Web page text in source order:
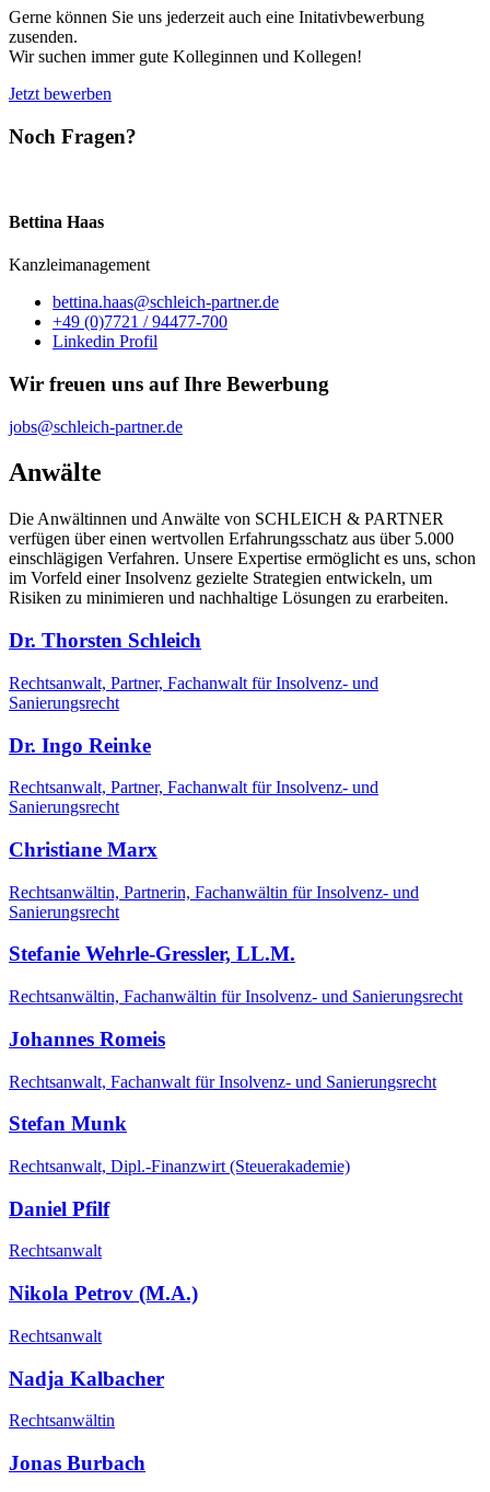
Gerne können Sie uns jederzeit auch eine Initativbewerbung
zusenden.
Wir suchen immer gute Kolleginnen und Kollegen!
Jetzt bewerben
Noch Fragen?
Bettina Haas
Kanzleimanagement
bettina.haas@schleich-partner.de
+49 (0)7721 / 94477-700
Linkedin Profil
Wir freuen uns auf Ihre Bewerbung
jobs@schleich-partner.de
Anwälte
Die Anwältinnen und Anwälte von SCHLEICH & PARTNER
verfügen über einen wertvollen Erfahrungsschatz aus über 5.000
einschlägigen Verfahren. Unsere Expertise ermöglicht es uns, schon
im Vorfeld einer Insolvenz gezielte Strategien entwickeln, um
Risiken zu minimieren und nachhaltige Lösungen zu erarbeiten.
Dr. Thorsten Schleich
Rechtsanwalt, Partner, Fachanwalt für Insolvenz- und
Sanierungsrecht
Dr. Ingo Reinke
Rechtsanwalt, Partner, Fachanwalt für Insolvenz- und
Sanierungsrecht
Christiane Marx
Rechtsanwältin, Partnerin, Fachanwältin für Insolvenz- und
Sanierungsrecht
Stefanie Wehrle-Gressler, LL.M.
Rechtsanwältin, Fachanwältin für Insolvenz- und Sanierungsrecht
Johannes Romeis
Rechtsanwalt, Fachanwalt für Insolvenz- und Sanierungsrecht
Stefan Munk
Rechtsanwalt, Dipl.-Finanzwirt (Steuerakademie)
Daniel Pfilf
Rechtsanwalt
Nikola Petrov (M.A.)
Rechtsanwalt
Nadja Kalbacher
Rechtsanwältin
Jonas Burbach